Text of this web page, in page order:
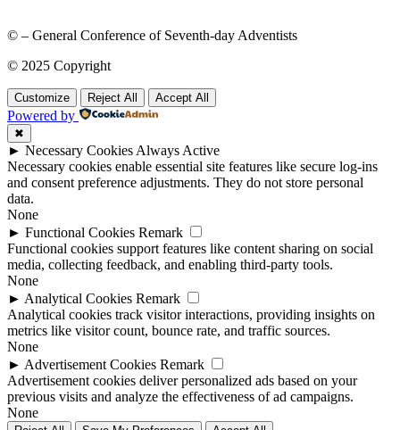
© – General Conference of Seventh-day Adventists
© 2025 Copyright
Customize Reject All Accept All
Powered by
✖
► Necessary Cookies Always Active
Necessary cookies enable essential site features like secure log-ins
and consent preference adjustments. They do not store personal
data.
None
► Functional Cookies Remark
Functional cookies support features like content sharing on social
media, collecting feedback, and enabling third-party tools.
None
► Analytical Cookies Remark
Analytical cookies track visitor interactions, providing insights on
metrics like visitor count, bounce rate, and traffic sources.
None
► Advertisement Cookies Remark
Advertisement cookies deliver personalized ads based on your
previous visits and analyze the effectiveness of ad campaigns.
None